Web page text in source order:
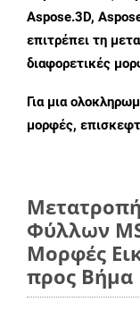
Aspose.3D,
επιτρέπει τη
διαφορετικές
Για μια
μορφές,
Φύλλων
Μορφές
προς Βήμα